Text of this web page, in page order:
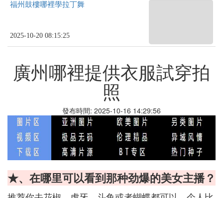
福州鼓樓哪裡學拉丁舞
2025-10-20 08:15:25
廣州哪裡提供衣服試穿拍
照
發布時間: 2025-10-16 14:29:56
★、在哪里可以看到那种劲爆的美女主播？